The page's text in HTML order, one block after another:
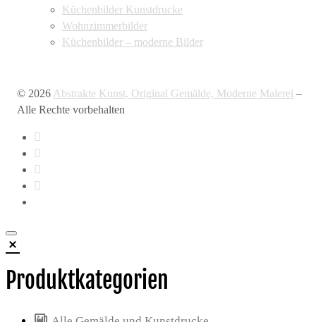
Küchenbilder Kunstdrucke
Wohnzimmerbilder
Küchenbilder – moderne Bilder
© 2026 Abstrakte Kunst, Original Gemälde, Moderne Malerei –
Alle Rechte vorbehalten
Produktkategorien